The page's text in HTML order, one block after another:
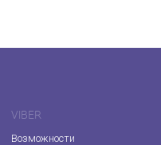
VIBER
Возможности